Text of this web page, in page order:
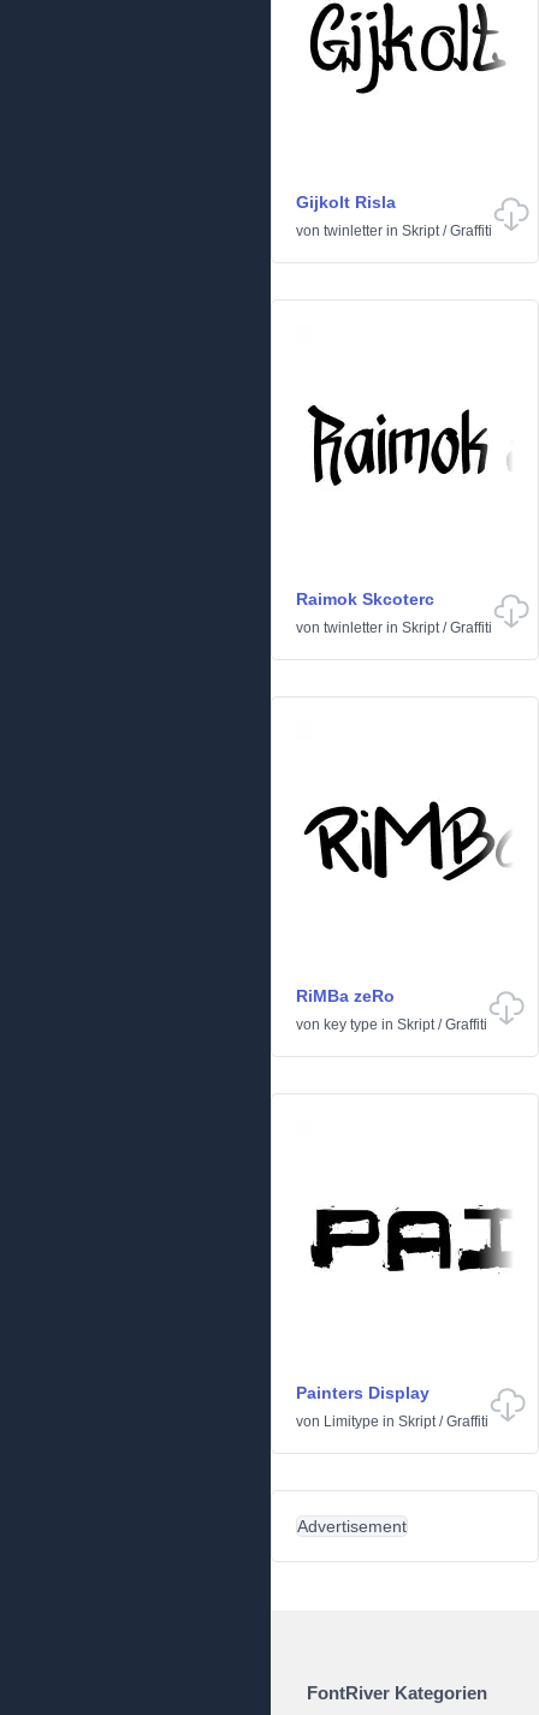
Gijkolt Risla
von twinletter in Skript/Graffiti
Raimok Skcoterc
von twinletter in Skript/Graffiti
RiMBa zeRo
von key type in Skript/Graffiti
Painters Display
von Limitype in Skript/Graffiti
Advertisement
FontRiver Kategorien